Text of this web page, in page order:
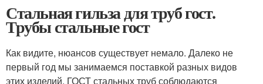
Стальная гильза для труб гост.
Трубы стальные гост
Как видите, нюансов существует немало. Далеко не
первый год мы занимаемся поставкой разных видов
этих изделий. ГОСТ стальных труб соблюдаются